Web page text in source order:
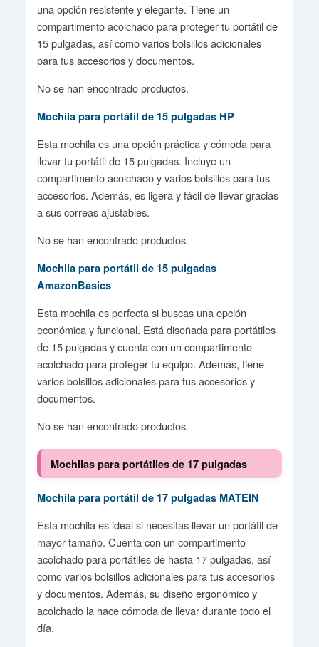
una opción resistente y elegante. Tiene un
compartimento acolchado para proteger tu portátil de
15 pulgadas, así como varios bolsillos adicionales
para tus accesorios y documentos.
No se han encontrado productos.
Mochila para portátil de 15 pulgadas HP
Esta mochila es una opción práctica y cómoda para
llevar tu portátil de 15 pulgadas. Incluye un
compartimento acolchado y varios bolsillos para tus
accesorios. Además, es ligera y fácil de llevar gracias
a sus correas ajustables.
No se han encontrado productos.
Mochila para portátil de 15 pulgadas
AmazonBasics
Esta mochila es perfecta si buscas una opción
económica y funcional. Está diseñada para portátiles
de 15 pulgadas y cuenta con un compartimento
acolchado para proteger tu equipo. Además, tiene
varios bolsillos adicionales para tus accesorios y
documentos.
No se han encontrado productos.
Mochilas para portátiles de 17 pulgadas
Mochila para portátil de 17 pulgadas MATEIN
Esta mochila es ideal si necesitas llevar un portátil de
mayor tamaño. Cuenta con un compartimento
acolchado para portátiles de hasta 17 pulgadas, así
como varios bolsillos adicionales para tus accesorios
y documentos. Además, su diseño ergonómico y
acolchado la hace cómoda de llevar durante todo el
día.